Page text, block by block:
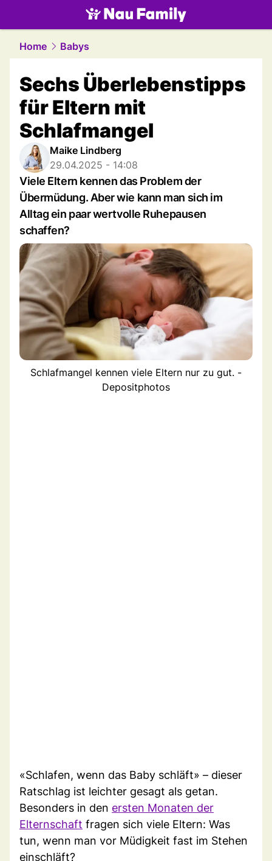
family.NAU.ch
Home Babys
Sechs Überlebenstipps
für Eltern mit
Schlafmangel
Maike Lindberg
29.04.2025 - 14:08
Viele Eltern kennen das Problem der
Übermüdung. Aber wie kann man sich im
Alltag ein paar wertvolle Ruhepausen
schaffen?
Schlafmangel kennen viele Eltern nur zu gut. -
Depositphotos
«Schlafen, wenn das Baby schläft» – dieser
Ratschlag ist leichter gesagt als getan.
Besonders in den ersten Monaten der
Elternschaft fragen sich viele Eltern: Was
tun, wenn man vor Müdigkeit fast im Stehen
einschläft?